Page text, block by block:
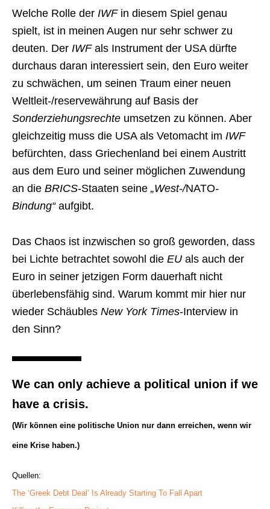
Welche Rolle der IWFin diesem Spiel genau
spielt, ist in meinen Augen nur sehr schwer zu
deuten. Der IWFals Instrument der USA dürfte
durchaus daran interessiert sein, den Euro weiter
zu schwächen, um seinen Traum einer neuen
Weltleit-/reservewährung auf Basis der
Sonderziehungsrechte umsetzen zu können. Aber
gleichzeitig muss die USA als Vetomacht im IWF
befürchten, dass Griechenland bei einem Austritt
aus dem Euro und seiner möglichen Zuwendung
an die BRICS-Staaten seine „West-/NATO-
Bindung“aufgibt.
Das Chaos ist inzwischen so groß geworden, dass
bei Lichte betrachtet sowohl die EU als auch der
Euro in seiner jetzigen Form dauerhaft nicht
überlebensfähig sind. Warum kommt mir hier nur
wieder Schäubles New York Times-Interview in
den Sinn?
We can only achieve a political union if we
have a crisis.
(Wir können eine politische Union nur dann erreichen, wenn wir
eine Krise haben.)
Quellen:
The ‘Greek Debt Deal’ Is Already Starting To Fall Apart